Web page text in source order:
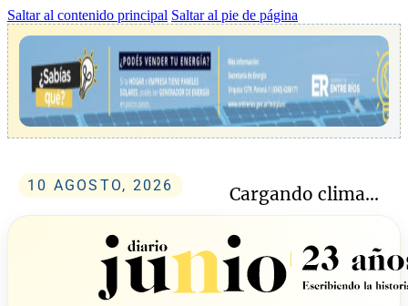
Saltar al contenido principal Saltar al pie de página
10 AGOSTO, 2026 Cargando clima...